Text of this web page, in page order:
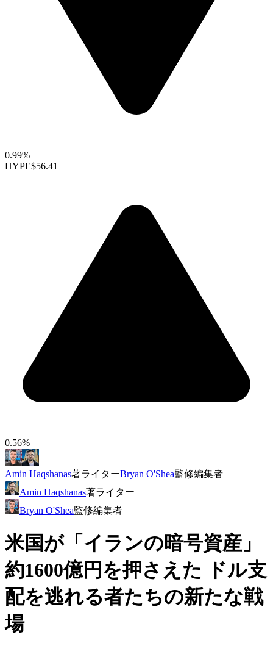
0.99%
HYPE$56.41
0.56%
Amin Haqshanas著ライターBryan O'Shea監修編集者
Amin Haqshanas著ライター
Bryan O'Shea監修編集者
米国が「イランの暗号資産」
約1600億円を押さえた ドル支
配を逃れる者たちの新たな戦
場